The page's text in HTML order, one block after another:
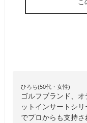
こ
ひろち(50代・女性)
ゴルフブランド、
ットインサートシ
でプロからも支持